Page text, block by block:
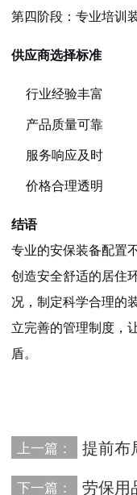
第四阶段：专业培训
供应商选择标准
行业经验丰富
产品质量可靠
服务响应及时
价格合理透明
结语
专业的安保装备配置
创造安全舒适的居住
况，制定科学合理的
立完善的管理制度，
盾。
上一篇： 提前布
下一篇：